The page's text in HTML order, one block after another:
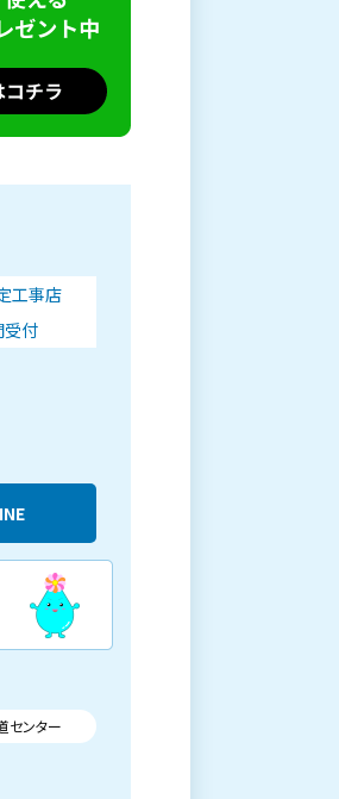
工事店
受付
センター